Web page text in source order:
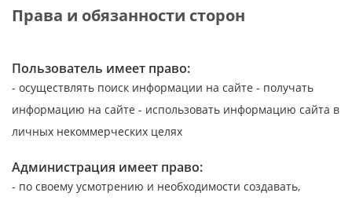
Права и обязанности сторон
Пользователь имеет право:
- осуществлять поиск информации на сайте - получать
информацию на сайте - использовать информацию сайта в
личных некоммерческих целях
Администрация имеет право:
- по своему усмотрению и необходимости создавать,